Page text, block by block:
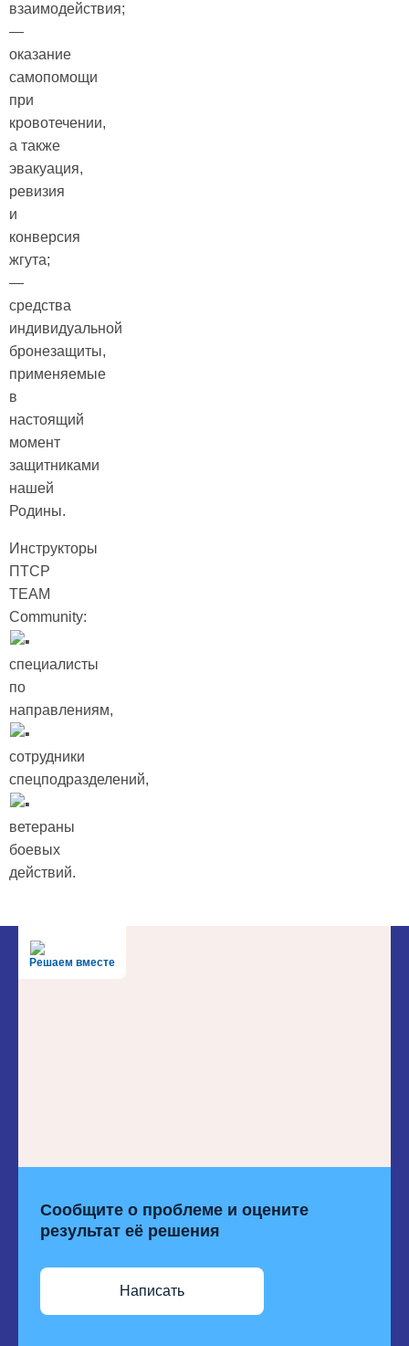
взаимодействия;
—
оказание
самопомощи
при
кровотечении,
а также
эвакуация,
ревизия
и
конверсия
жгута;
—
средства
индивидуальной
бронезащиты,
применяемые
в
настоящий
момент
защитниками
нашей
Родины.
Инструкторы
ПТСР
TEAM
Community:
специалисты
по
направлениям,
сотрудники
спецподразделений,
ветераны
боевых
действий.
Решаем вместе
Сообщите о проблеме и оцените
результат её решения
Написать